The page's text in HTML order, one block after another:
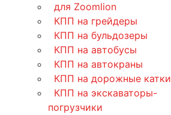
для Zoomlion
КПП на грейдеры
КПП на бульдозеры
КПП на автобусы
КПП на автокраны
КПП на дорожные катки
КПП на экскаваторы-
погрузчики